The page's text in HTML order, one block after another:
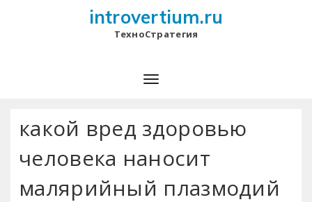
introvertium.ru
ТехноСтратегия
какой вред здоровью
человека наносит
малярийный плазмодий